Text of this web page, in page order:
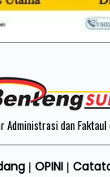
Administrasi dan Faktaul
| OPINI